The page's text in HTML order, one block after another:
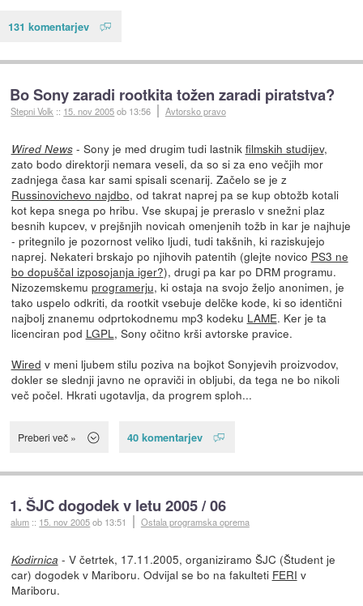
131 komentarjev
Bo Sony zaradi rootkita tožen zaradi piratstva?
Stepni Volk :: 15. nov 2005ob 13:56 Avtorsko pravo
Wired News- Sony je med drugim tudi lastnik filmskih studijev,
zato bodo direktorji nemara veseli, da so si za eno večjih mor
zadnjega časa kar sami spisali scenarij. Začelo se je z
Russinovichevo najdbo, od takrat naprej pa se kup obtožb kotali
kot kepa snega po hribu. Vse skupaj je preraslo v snežni plaz
besnih kupcev, v prejšnjih novicah omenjenih tožb in kar je najhuje
- pritegnilo je pozornost veliko ljudi, tudi takšnih, ki raziskujejo
naprej. Nekateri brskajo po njihovih patentih (glejte novico PS3 ne
bo dopuščal izposojanja iger?), drugi pa kar po DRM programu.
Nizozemskemu programerju, ki ostaja na svojo željo anonimen, je
tako uspelo odkriti, da rootkit vsebuje delčke kode, ki so identični
najbolj znanemu odprtokodnemu mp3 kodeku LAME. Ker je ta
licenciran pod LGPL , Sony očitno krši avtorske pravice.
Wired v meni ljubem stilu poziva na bojkot Sonyjevih proizvodov,
dokler se slednji javno ne opraviči in obljubi, da tega ne bo nikoli
več počel. Hkrati ugotavlja, da progrem sploh...
Preberi več » 40 komentarjev
1. ŠJC dogodek v letu 2005 / 06
alum :: 15. nov 2005ob 13:51 Ostala programska oprema
Kodirnica - V četrtek, 17.11.2005, organiziramo ŠJC (Študent je
car) dogodek v Mariboru. Odvijal se bo na fakulteti FERI v
Mariboru.